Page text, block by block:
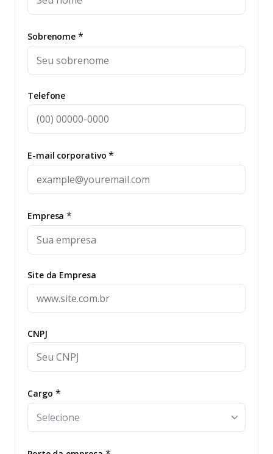
Sobrenome*
Telefone
E-mail corporativo*
Empresa*
Site da Empresa
CNPJ
Cargo *